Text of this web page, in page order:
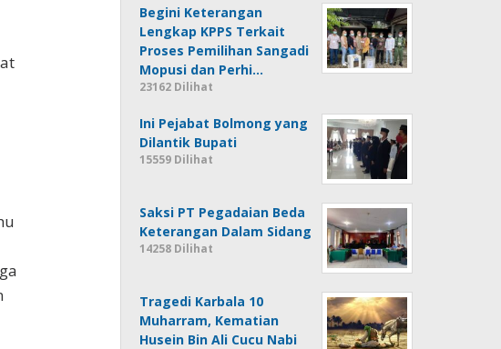
Begini Keterangan
Lengkap KPPS Terkait
Proses Pemilihan Sangadi
Mopusi dan Perhi…
23162 Dilihat
Ini Pejabat Bolmong yang
Dilantik Bupati
15559 Dilihat
Saksi PT Pegadaian Beda
Keterangan Dalam Sidang
14258 Dilihat
Tragedi Karbala 10
Muharram, Kematian
Husein Bin Ali Cucu Nabi